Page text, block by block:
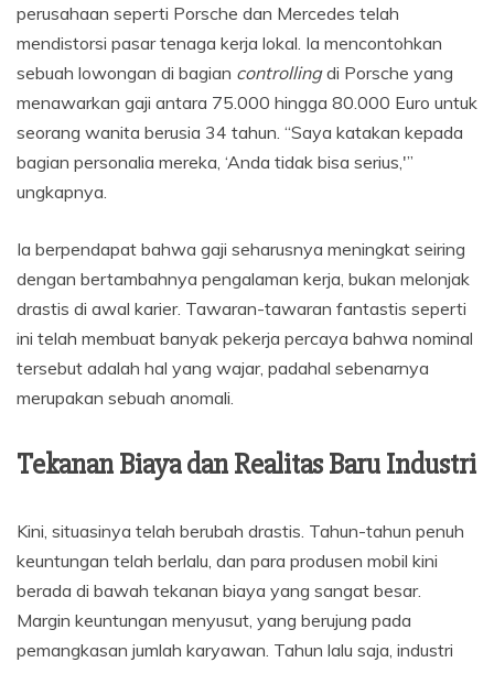
perusahaan seperti Porsche dan Mercedes telah
mendistorsi pasar tenaga kerja lokal. Ia mencontohkan
sebuah lowongan di bagian controllingdi Porsche yang
menawarkan gaji antara 75.000 hingga 80.000 Euro untuk
seorang wanita berusia 34 tahun. “Saya katakan kepada
bagian personalia mereka, ‘Anda tidak bisa serius,'”
ungkapnya.
Ia berpendapat bahwa gaji seharusnya meningkat seiring
dengan bertambahnya pengalaman kerja, bukan melonjak
drastis di awal karier. Tawaran-tawaran fantastis seperti
ini telah membuat banyak pekerja percaya bahwa nominal
tersebut adalah hal yang wajar, padahal sebenarnya
merupakan sebuah anomali.
Tekanan Biaya dan Realitas Baru Industri
Kini, situasinya telah berubah drastis. Tahun-tahun penuh
keuntungan telah berlalu, dan para produsen mobil kini
berada di bawah tekanan biaya yang sangat besar.
Margin keuntungan menyusut, yang berujung pada
pemangkasan jumlah karyawan. Tahun lalu saja, industri